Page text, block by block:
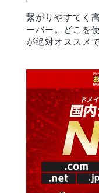
繋がりやすてく
ーバー。どこを
が絶対オススメで